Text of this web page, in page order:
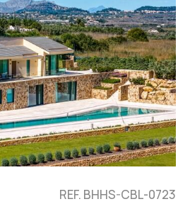
REF. BHHS-CBL-0723